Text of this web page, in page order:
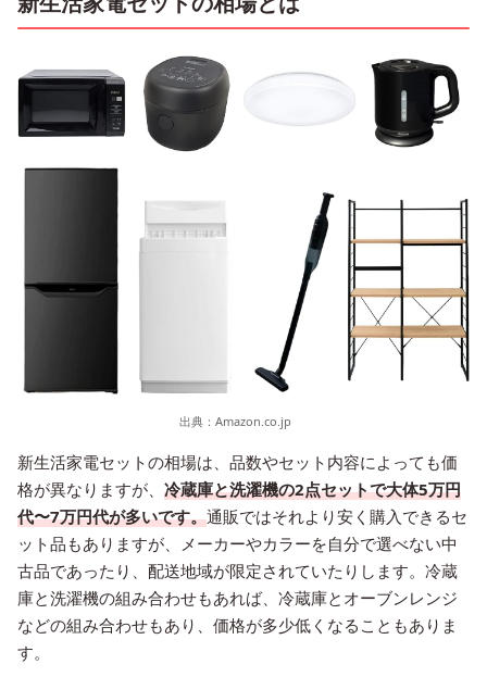
出典： Amazon.co.jp
新生活家電セットの相場は、品数やセット内容によっても価
格が異なりますが、 冷蔵庫と洗濯機の2点セットで大体5万円
代〜7万円代が多いです。通販ではそれより安く購入できるセ
ット品もありますが、メーカーやカラーを自分で選べない中
古品であったり、配送地域が限定されていたりします。冷蔵
庫と洗濯機の組み合わせもあれば、冷蔵庫とオーブンレンジ
などの組み合わせもあり、価格が多少低くなることもありま
す。